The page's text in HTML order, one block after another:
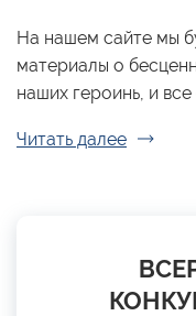
На нашем сайте мы
материалы о
наших героинь, и все
Читать далее